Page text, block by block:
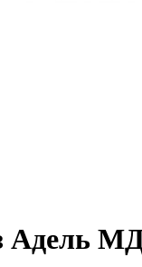
Адель